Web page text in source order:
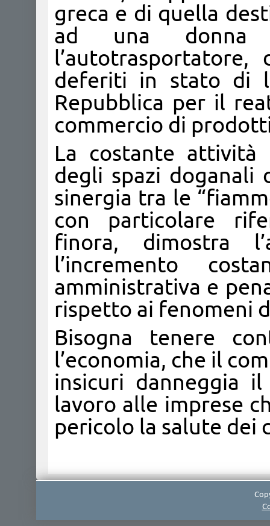
greca e di quella
ad una donna
deferiti in stato di
Repubblica per il
commercio di
La costante attività
degli spazi doganali
sinergia tra le
con particolare
finora, dimostra
l’incremento
amministrativa e
rispetto ai fenomeni
Bisogna tenere
l’economia, che il
insicuri danneggia
lavoro alle imprese
pericolo la salute dei